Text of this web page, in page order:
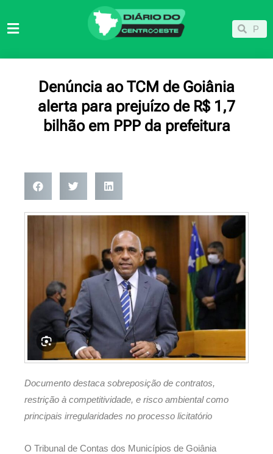
para
Pesquisar
Denúncia ao TCM de Goiânia
alerta para prejuízo de R$ 1,7
bilhão em PPP da prefeitura
Documento destaca sobreposição de contratos,
restrição à competitividade, e risco ambiental como
principais irregularidades no processo licitatório
O Tribunal de Contas dos Municípios de Goiânia